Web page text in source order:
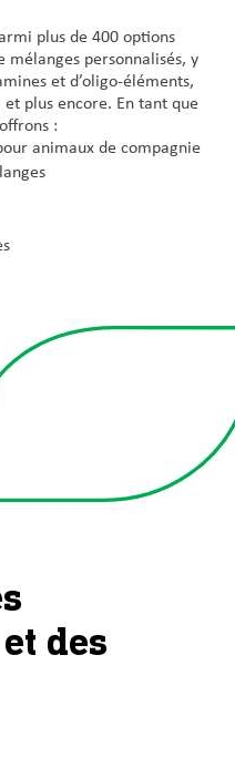
plus de 400 options
mélanges personnalisés, y
et d’oligo-éléments,
et plus encore. En tant que
:
animaux de compagnie
des